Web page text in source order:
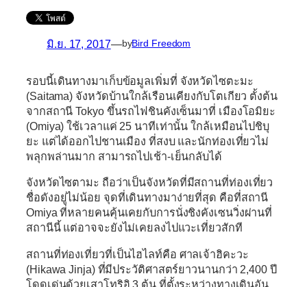
มิ.ย. 17, 2017—byBird Freedom
รอบนี้เดินทางมาเก็บข้อมูลเพิ่มที่ จังหวัดไซตะมะ
(Saitama) จังหวัดบ้านใกล้เรือนเคียงกับโตเกียว ตั้งต้น
จากสถานี Tokyo ขึ้นรถไฟชินคังเซ็นมาที่ เมืองโอมิยะ
(Omiya) ใช้เวลาแค่ 25 นาทีเท่านั้น ใกล้เหมือนไปชิบุ
ยะ แต่ได้ออกไปชานเมือง ที่สงบ และนักท่องเที่ยวไม่
พลุกพล่านมาก สามารถไปเช้า-เย็นกลับได้
จังหวัดไซตามะ ถือว่าเป็นจังหวัดที่มีสถานที่ท่องเที่ยว
ชื่อดังอยู่ไม่น้อย จุดที่เดินทางมาง่ายที่สุด คือที่สถานี
Omiya ที่หลายคนคุ้นเคยกับการนั่งชิงคังเซนวิ่งผ่านที่
สถานีนี้ แต่อาจจะยังไม่เคยลงไปแวะเที่ยวสักที
สถานที่ท่องเที่ยวที่เป็นไฮไลท์คือ ศาลเจ้าฮิคะวะ
(Hikawa Jinja)ที่มีประวัติศาสตร์ยาวนานกว่า 2,400 ปี
โดดเด่นด้วยเสาโทริอิ 3 ต้น ที่ตั้งระหว่างทางเดินอัน